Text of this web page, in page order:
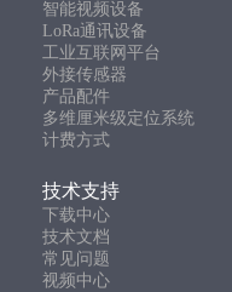
智能视频设备
LoRa通讯设备
工业互联网平台
外接传感器
产品配件
多维厘米级定位系统
计费方式
技术支持
下载中心
技术文档
常见问题
视频中心